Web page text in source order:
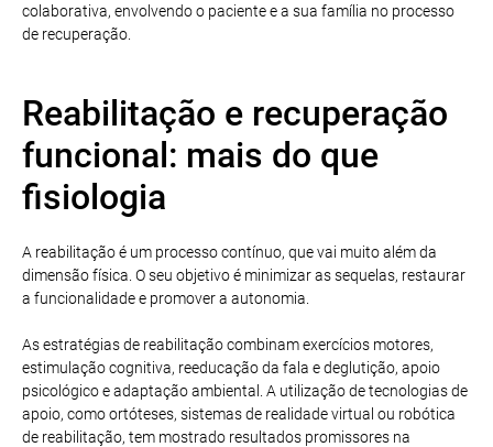
colaborativa, envolvendo o paciente e a sua família no processo
de recuperação.
Reabilitação e recuperação
funcional: mais do que
fisiologia
A reabilitação é um processo contínuo, que vai muito além da
dimensão física. O seu objetivo é minimizar as sequelas, restaurar
a funcionalidade e promover a autonomia.
As estratégias de reabilitação combinam exercícios motores,
estimulação cognitiva, reeducação da fala e deglutição, apoio
psicológico e adaptação ambiental. A utilização de tecnologias de
apoio, como ortóteses, sistemas de realidade virtual ou robótica
de reabilitação, tem mostrado resultados promissores na